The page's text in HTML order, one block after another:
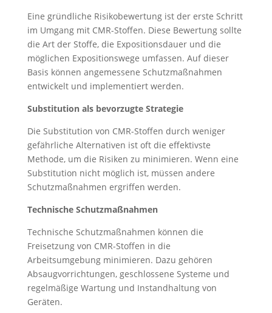
Eine gründliche Risikobewertung ist der erste Schritt
im Umgang mit CMR-Stoffen. Diese Bewertung sollte
die Art der Stoffe, die Expositionsdauer und die
möglichen Expositionswege umfassen. Auf dieser
Basis können angemessene Schutzmaßnahmen
entwickelt und implementiert werden.
Substitution als bevorzugte Strategie
Die Substitution von CMR-Stoffen durch weniger
gefährliche Alternativen ist oft die effektivste
Methode, um die Risiken zu minimieren. Wenn eine
Substitution nicht möglich ist, müssen andere
Schutzmaßnahmen ergriffen werden.
Technische Schutzmaßnahmen
Technische Schutzmaßnahmen können die
Freisetzung von CMR-Stoffen in die
Arbeitsumgebung minimieren. Dazu gehören
Absaugvorrichtungen, geschlossene Systeme und
regelmäßige Wartung und Instandhaltung von
Geräten.